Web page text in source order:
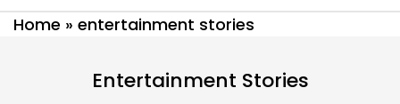
Home » entertainment stories
Entertainment Stories